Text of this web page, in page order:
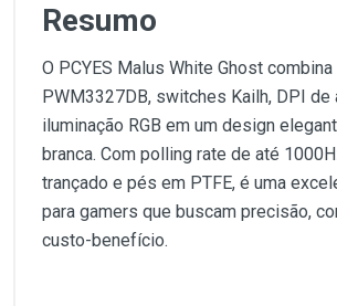
Resumo
O PCYES Malus White Ghost
PWM3327DB, switches Kailh, DPI de
iluminação RGB em um design
branca. Com polling rate de até
trançado e pés em PTFE, é uma
para gamers que buscam precisão,
custo-benefício.